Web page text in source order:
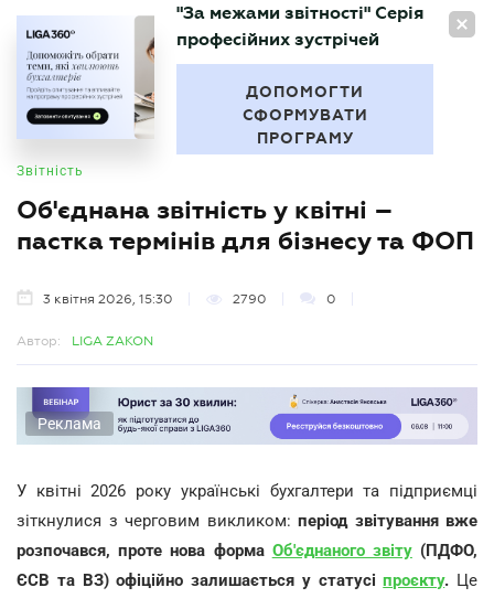
UA
БУХГАЛТЕР
"За межами звітності" Серія
професійних зустрічей
ДОПОМОГТИ
СФОРМУВАТИ
ПРОГРАМУ
Звітність
Об'єднана звітність у квітні –
пастка термінів для бізнесу та ФОП
3 квітня 2026, 15:30 2790 0
Автор: LIGA ZAKON
Реклама
У квітні 2026 року українські бухгалтери та підприємці
зіткнулися з черговим викликом: період звітування вже
розпочався, проте нова форма Об'єднаного звіту(ПДФО,
ЄСВ та ВЗ) офіційно залишається у статусіпроєкту. Це